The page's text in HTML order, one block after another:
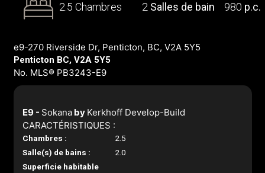
2.5 Chambres 2 Salles de bain 980 p.c.
e9-270 Riverside Dr, Penticton, BC, V2A 5Y5
Penticton BC, V2A 5Y5
No. MLS® PB3243-E9
E9 - Sokanaby Kerkhoff Develop-Build
CARACTÉRISTIQUES :
Chambres :
2.5
Salle(s) de bains :
2.0
Superficie habitable